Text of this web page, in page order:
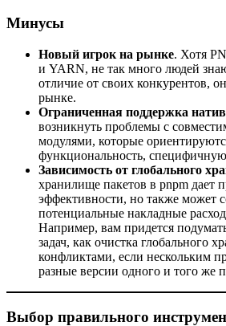
Минусы
Новый игрок на рынке. Хотя
и YARN, не так много людей
отличие от своих конкурентов,
рынке.
Ограниченная поддержка
возникнуть проблемы с
модулями, которые
функциональность,
Зависимость от глобального
хранилище пакетов в pnpm дает
эффективности, но также может
потенциальные накладные
Например, вам придется
задач, как очистка глобального
конфликтами, если нескольким
разные версии одного и того же
Выбор правильного